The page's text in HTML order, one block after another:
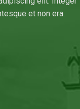
et non era.